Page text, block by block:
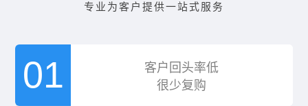
专业为客户提供一站式服务
01
客户回头率低
很少复购